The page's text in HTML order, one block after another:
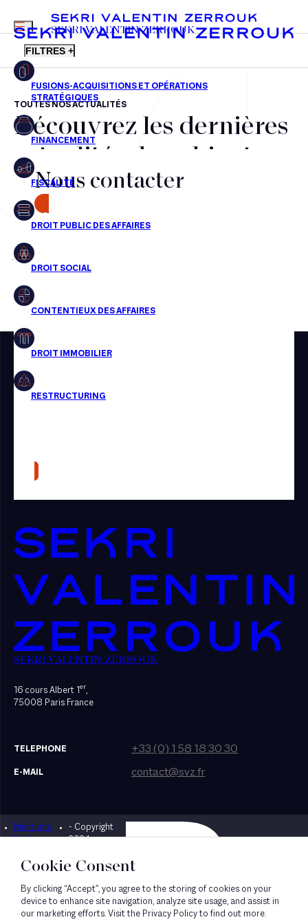
FR EN
MENU
SEKRI VALENTIN ZERROUK
FILTRES +
Fusions-acquisitions et opérations stratégiques
Financement
Fiscalité
Droit public des affaires
Droit social
Droit immobilier
Restructuring
Presse
TOUTES NOS ACTUALITÉS
Découvrez les dernières
actualités du cabinet,
nos récompenses et nos
transactions, jour après
jour
Aucun résultats pour cette recherche
Nous contacter
SEKRI VALENTIN ZERROUK
16 cours Albert 1er,
75008 Paris France
TELEPHONE +33 (0) 1 58 18 30 30
E-MAIL contact@svz.fr
Mentions
légales
- Copyright
2024
Designed by Bonhomme
Cookie Consent
By clicking “Accept”, you agree to the storing of cookies on your
device to enhance site navigation, analyze site usage, and assist in
our marketing efforts. Visit the Privacy Policy to find out more.